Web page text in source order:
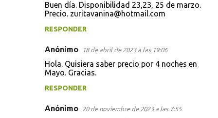
Buen día. Disponibilidad 23,23, 25 de marzo.
Precio. zuritavanina@hotmail.com
RESPONDER
Anónimo 18 de abril de 2023 a las 19:06
Hola. Quisiera saber precio por 4 noches en
Mayo. Gracias.
RESPONDER
Anónimo 20 de noviembre de 2023 a las 7:55